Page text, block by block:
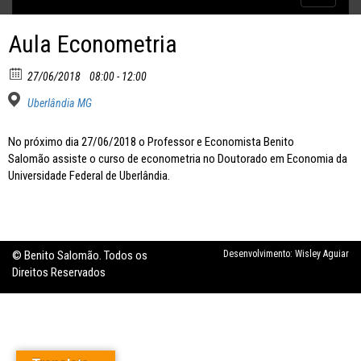
Aula Econometria
27/06/2018 08:00 - 12:00
Uberlândia MG
No próximo dia 27/06/2018 o Professor e Economista Benito
Salomão assiste o curso de econometria no Doutorado em Economia da
Universidade Federal de Uberlândia.
© Benito Salomão. Todos os
Direitos Reservados
Desenvolvimento: Wisley Aguiar